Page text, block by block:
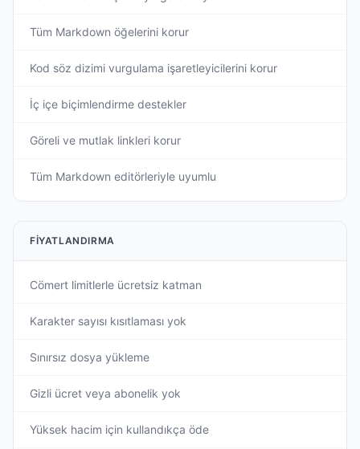
Tüm Markdown öğelerini korur
Kod söz dizimi vurgulama işaretleyicilerini korur
İç içe biçimlendirme destekler
Göreli ve mutlak linkleri korur
Tüm Markdown editörleriyle uyumlu
FIYATLANDIRMA
Cömert limitlerle ücretsiz katman
Karakter sayısı kısıtlaması yok
Sınırsız dosya yükleme
Gizli ücret veya abonelik yok
Yüksek hacim için kullandıkça öde